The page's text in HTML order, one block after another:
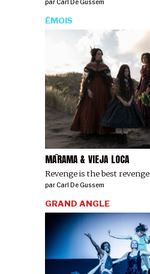
parCarl De Gussem
MĀRAMA & VIEJA LOCA
Revenge is the best revenge
ÉMOIS
parCarl De Gussem
GRAND ANGLE